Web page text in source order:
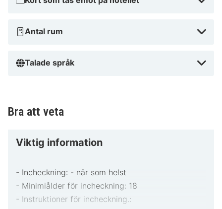
Antal rum
Talade språk
Bra att veta
Viktig information
- Incheckning: - när som helst
- Minimiålder för incheckning: 18
- Instruktioner för incheckning.: